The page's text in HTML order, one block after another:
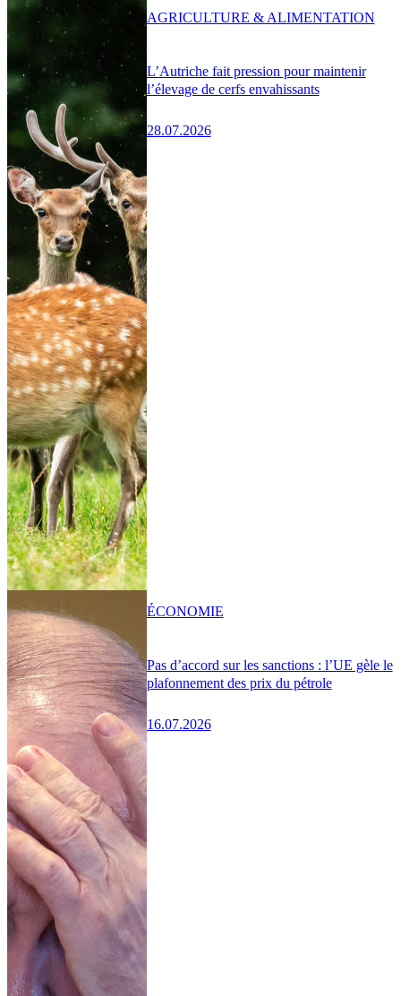
L’Autriche fait pression pour maintenir
l’élevage de cerfs envahissants
28.07.2026
AGRICULTURE & ALIMENTATION
Pas d’accord sur les sanctions : l’UE gèle le
plafonnement des prix du pétrole
16.07.2026
ÉCONOMIE